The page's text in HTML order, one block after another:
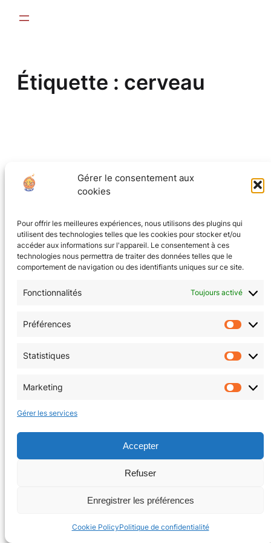
Gérer le consentement aux
cookies
Pour offrir les meilleures expériences, nous utilisons des plugins qui
utilisent des technologies telles que les cookies pour stocker et/ou
accéder aux informations sur l'appareil. Le consentement à ces
technologies nous permettra de traiter des données telles que le
comportement de navigation ou des identifiants uniques sur ce site.
Fonctionnalités Toujours activé
Préférences
Statistiques
Marketing
Gérer les services
Accepter
Refuser
Enregistrer les préférences
Cookie PolicyPolitique de confidentialité
Étiquette : cerveau
CGV
Mentions Légales
Politique de confidentialité